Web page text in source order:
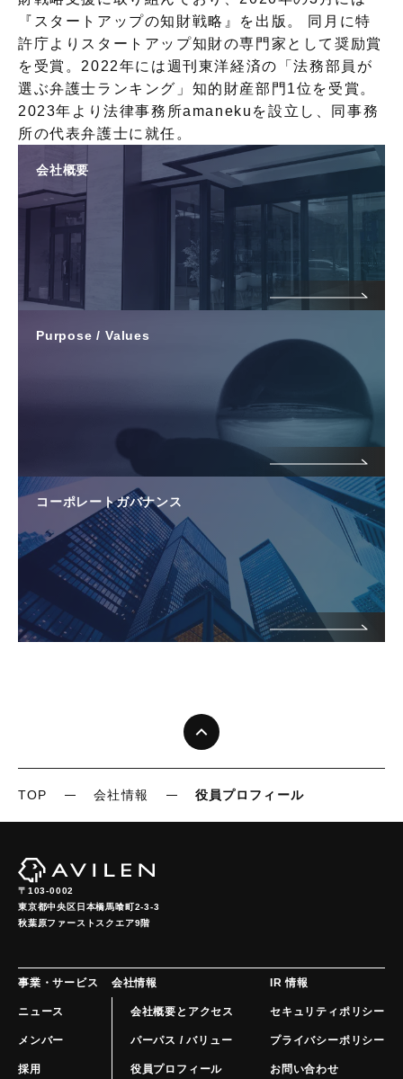
『スタートアップの知財戦略』を出版。 同月に特
許庁よりスタートアップ知財の専門家として奨励賞
を受賞。2022年には週刊東洋経済の「法務部員が
選ぶ弁護士ランキング」知的財産部門1位を受賞。
2023年より法律事務所amanekuを設立し、同事務
所の代表弁護士に就任。
会社概要
Purpose / Values
コーポレートガバナンス
TOP 会社情報 役員プロフィール
〒103-0002
東京都中央区日本橋馬喰町2-3-3
秋葉原ファーストスクエア9階
事業・サービス
ニュース
メンバー
採用
会社情報
会社概要とアクセス
パーパス / バリュー
役員プロフィール
IR 情報
セキュリティポリシー
プライバシーポリシー
お問い合わせ